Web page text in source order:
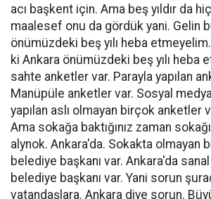
acı başkent için. Ama beş yıldır da
maalesef onu da gördük yani. Gelin
önümüzdeki beş yılı heba
ki Ankara önümüzdeki beş yılı heba
sahte anketler var. Parayla yapılan
Manüpüle anketler var. Sosyal
yapılan aslı olmayan birçok anketler
Ama sokağa baktığınız zaman
alynok. Ankara'da. Sokakta olmayan
belediye başkanı var. Ankara'da
belediye başkanı var. Yani sorun
vatandaşlara. Ankara diye sorun.